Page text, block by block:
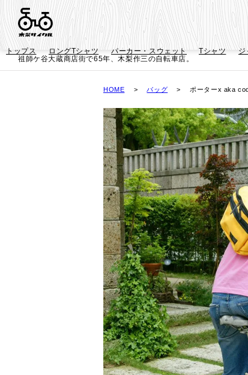
トップス ロングTシャツ パーカー・スウェット Tシャツ ジ
祖師ケ谷大蔵商店街で65年、木梨作三の自転車店。
HOME バッグ ポーターx aka